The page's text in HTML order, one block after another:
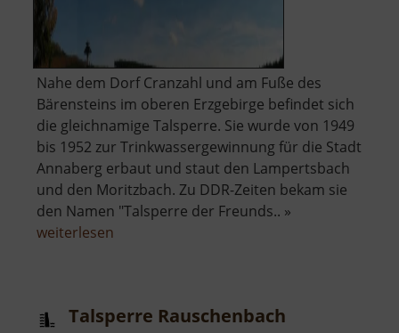
Nahe dem Dorf Cranzahl und am Fuße des
Bärensteins im oberen Erzgebirge befindet sich
die gleichnamige Talsperre. Sie wurde von 1949
bis 1952 zur Trinkwassergewinnung für die Stadt
Annaberg erbaut und staut den Lampertsbach
und den Moritzbach. Zu DDR-Zeiten bekam sie
den Namen "Talsperre der Freunds.. »
weiterlesen
Talsperre Rauschenbach